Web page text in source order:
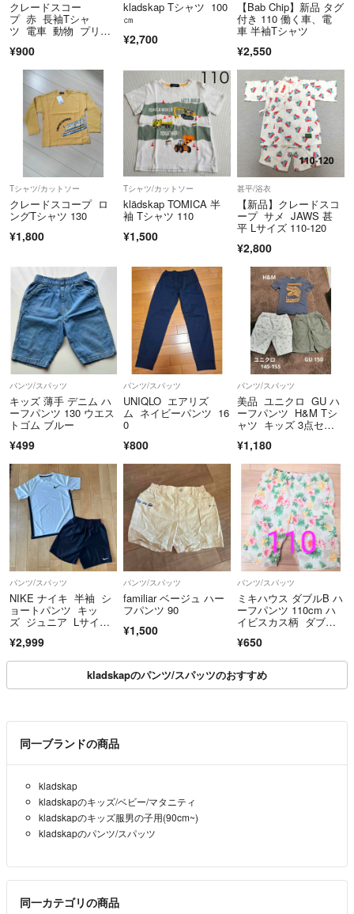
クレードスコー
プ 赤 長袖Tシャ
ツ 電車 動物 プリン
¥900
kladskap Tシャツ 100
㎝
¥2,700
【Bab Chip】新品 タグ
付き 110 働く車、電
車 半袖Tシャツ
¥2,550
Tシャツ/カットソー
クレードスコープ ロ
ングTシャツ 130
¥1,800
Tシャツ/カットソー
klädskap TOMICA 半
袖 Tシャツ 110
¥1,500
甚平/浴衣
【新品】クレードスコ
ープ サメ JAWS 甚
平 Lサイズ 110-120
¥2,800
パンツ/スパッツ
キッズ 薄手 デニム ハ
ーフパンツ 130 ウエス
トゴム ブルー
¥499
パンツ/スパッツ
UNIQLO エアリズ
ム ネイビーパンツ 16
0
¥800
パンツ/スパッツ
美品 ユニクロ GU ハ
ーフパンツ H&M Tシ
ャツ キッズ 3点セッ
¥1,180
パンツ/スパッツ
NIKE ナイキ 半袖 シ
ョートパンツ キッ
ズ ジュニア Lサイ
¥2,999
パンツ/スパッツ
familiar ベージュ ハー
フパンツ 90
¥1,500
パンツ/スパッツ
ミキハウス ダブルB ハ
ーフパンツ 110cm ハ
イビスカス柄 ダブル
¥650
kladskapのパンツ/スパッツのおすすめ
同一ブランドの商品
kladskap
kladskapのキッズ/ベビー/マタニティ
kladskapのキッズ服男の子用(90cm~)
kladskapのパンツ/スパッツ
同一カテゴリの商品